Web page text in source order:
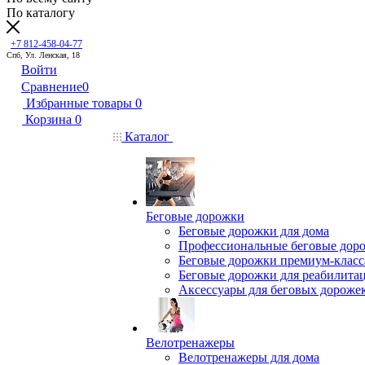
По каталогу
+7 812-458-04-77
Спб, Ул. Ленская, 18
Войти
Сравнение0
Избранные товары 0
Корзина 0
Каталог
Беговые дорожки
Беговые дорожки для дома
Профессиональные беговые
Беговые дорожки премиум-
Беговые дорожки для
Аксессуары для беговых
Велотренажеры
Велотренажеры для дома